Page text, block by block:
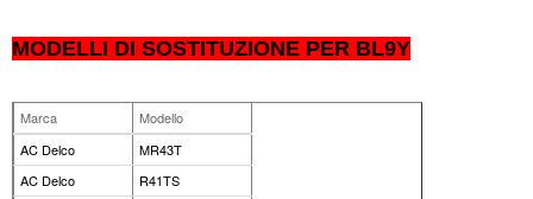
MODELLI DI SOSTITUZIONE PER BL9Y
Marca
Modello
AC Delco
MR43T
AC Delco
R41TS